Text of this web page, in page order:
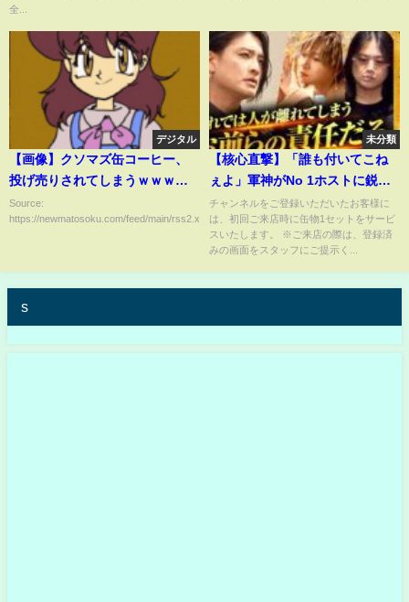
全...
デジタル
【画像】クソマズ缶コーヒー、
投げ売りされてしまうｗｗｗｗ
ｗｗｗｗｗｗｗ
Source:
https://newmatosoku.com/feed/main/rss2.xml...
未分類
【核心直撃】「誰も付いてこね
ぇよ」軍神がNo 1ホストに鋭く
切り込む
チャンネルをご登録いただいたお客様に
は、初回ご来店時に缶物1セットをサービ
スいたします。 ※ご来店の際は、登録済
みの画面をスタッフにご提示く...
s